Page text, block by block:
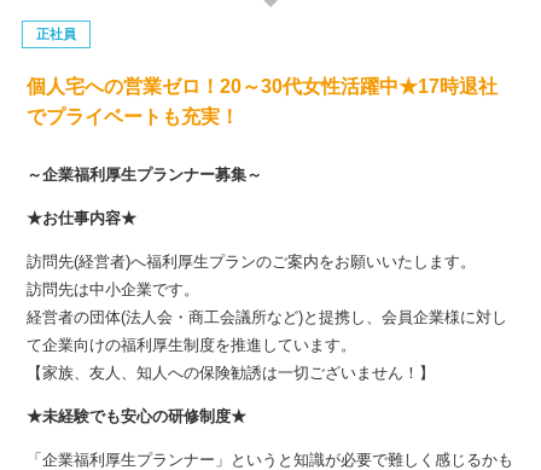
正社員
個人宅への営業ゼロ！20～30代女性活躍中★17時退社
でプライベートも充実！
～企業福利厚生プランナー募集～
★お仕事内容★
訪問先(経営者)へ福利厚生プランのご案内をお願いいたします。
訪問先は中小企業です。
経営者の団体(法人会・商工会議所など)と提携し、会員企業様に対し
て企業向けの福利厚生制度を推進しています。
【家族、友人、知人への保険勧誘は一切ございません！】
★未経験でも安心の研修制度★
「企業福利厚生プランナー」というと知識が必要で難しく感じるかも